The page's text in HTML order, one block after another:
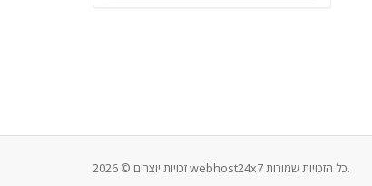
זכויות יוצרים © 2026 webhost24x7 כל הזכויות שמורות.